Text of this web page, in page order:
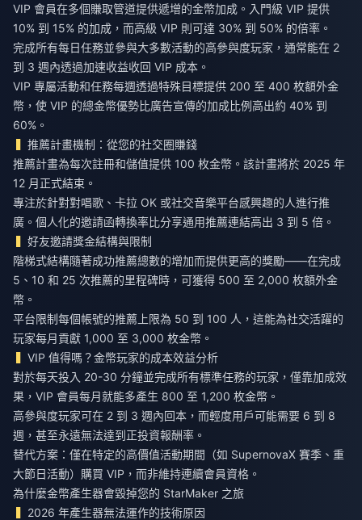
VIP 會員在多個賺取管道提供遞增的金幣加成。入門級 VIP 提供
10% 到 15% 的加成，而高級 VIP 則可達 30% 到 50% 的倍率。
完成所有每日任務並參與大多數活動的高參與度玩家，通常能在 2
到 3 週內透過加速收益收回 VIP 成本。
VIP 專屬活動和任務每週透過特殊目標提供 200 至 400 枚額外金
幣，使 VIP 的總金幣優勢比廣告宣傳的加成比例高出約 40% 到
60%。
推薦計畫機制：從您的社交圈賺錢
推薦計畫為每次註冊和儲值提供 100 枚金幣。該計畫將於 2025 年
12 月正式結束。
專注於針對對唱歌、卡拉 OK 或社交音樂平台感興趣的人進行推
廣。個人化的邀請函轉換率比分享通用推薦連結高出 3 到 5 倍。
好友邀請獎金結構與限制
階梯式結構隨著成功推薦總數的增加而提供更高的獎勵——在完成
5、10 和 25 次推薦的里程碑時，可獲得 500 至 2,000 枚額外金
幣。
平台限制每個帳號的推薦上限為 50 到 100 人，這能為社交活躍的
玩家每月貢獻 1,000 至 3,000 枚金幣。
VIP 值得嗎？金幣玩家的成本效益分析
對於每天投入 20-30 分鐘並完成所有標準任務的玩家，僅靠加成效
果，VIP 會員每月就能多產生 800 至 1,200 枚金幣。
高參與度玩家可在 2 到 3 週內回本，而輕度用戶可能需要 6 到 8
週，甚至永遠無法達到正投資報酬率。
替代方案：僅在特定的高價值活動期間（如 SupernovaX 賽季、重
大節日活動）購買 VIP，而非維持連續會員資格。
為什麼金幣產生器會毀掉您的 StarMaker 之旅
2026 年產生器無法運作的技術原因